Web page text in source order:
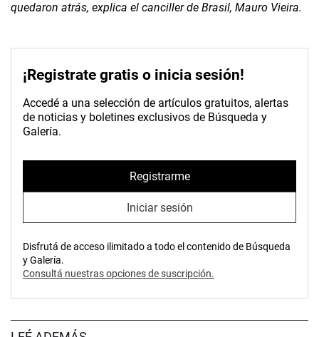
quedaron atrás, explica el canciller de Brasil, Mauro Vieira.
¡Registrate gratis o inicia sesión!
Accedé a una selección de artículos gratuitos, alertas
de noticias y boletines exclusivos de Búsqueda y
Galería.
Registrarme
Iniciar sesión
Disfrutá de acceso ilimitado a todo el contenido de Búsqueda
y Galería.
Consultá nuestras opciones de suscripción.